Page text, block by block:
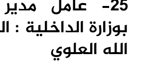
25- عامل
بوزارة الداخلية
الله العلوي